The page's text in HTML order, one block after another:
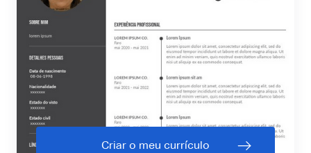
Criar o meu currículo